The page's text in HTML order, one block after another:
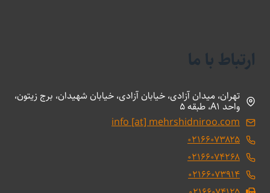
ارتباط با ما
تهران، میدان آزادی، خیابان آزادی، خیابان شهیدان، برج زیتون،
واحد A1، طبقه 5
info [at] mehrshidniroo.com
۰۲۱۶۶۰۷۳۸۲۵
۰۲۱۶۶۰۷۴۲۶۸
۰۲۱۶۶۰۷۳۹۱۴